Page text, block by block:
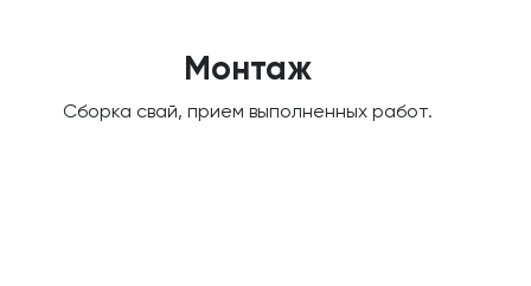
Монтаж
Сборка свай, прием выполненных работ.